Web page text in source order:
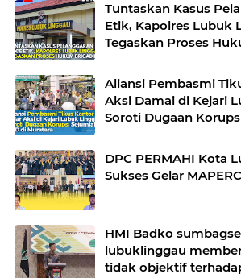
Tuntaskan Kasus
Etik, Kapolres Lubuk
Tegaskan Proses
Aliansi Pembasmi
Aksi Damai di Kejari
Soroti Dugaan
DPC PERMAHI Kota
Sukses Gelar
HMI Badko
lubuklinggau
tidak objektif